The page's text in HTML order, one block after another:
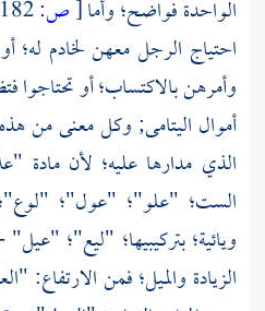
الواحدة فواضح؛ وأما[ص:
احتياج الرجل معهن لخادم له؛
وأمرهن بالاكتساب؛ أو تحتاجوا
أموال اليتامى; وكل معنى من هذه
الذي مدارها عليه؛ لأن مادة
الست؛ "علو"؛ "عول"؛
ويائية؛ بتركيبيها؛ "ليع"؛
الزيادة والميل؛ فمن الارتفاع: